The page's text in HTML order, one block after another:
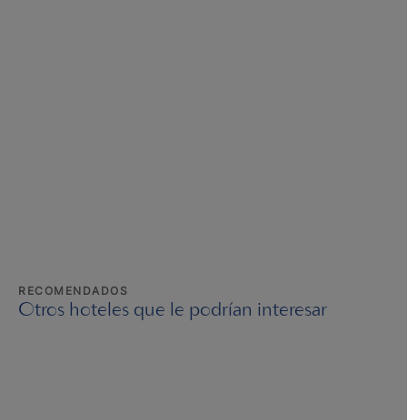
RECOMENDADOS
Otros hoteles que le podrían interesar